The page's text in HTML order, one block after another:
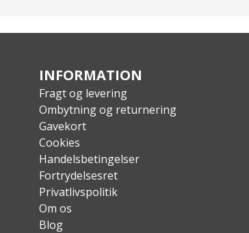
INFORMATION
Fragt og levering
Ombytning og returnering
Gavekort
Cookies
Handelsbetingelser
Fortrydelsesret
Privatlivspolitik
Om os
Blog